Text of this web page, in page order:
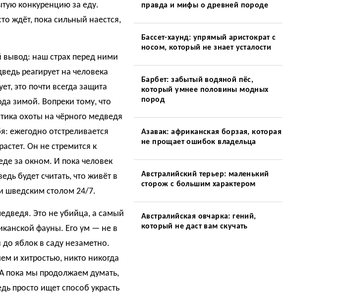
конкуренцию за еду.
ждёт, пока сильный наестся,
наш страх перед ними
реагирует на человека
это почти всегда защита
зимой. Вопреки тому, что
охоты на чёрного медведя
ежегодно отстреливается
Он не стремится к
за окном. И пока человек
будет считать, что живёт в
шведским столом 24/7.
Это не убийца, а самый
фауны. Его ум — не в
до яблок в саду незаметно.
и хитростью, никто никогда
пока мы продолжаем думать,
просто ищет способ украсть
правда и мифы о древней породе
Бассет-хаунд: упрямый аристократ с
носом, который не знает усталости
Барбет: забытый водяной пёс,
который умнее половины модных
пород
Азавак: африканская борзая, которая
не прощает ошибок владельца
Австралийский терьер: маленький
сторож с большим характером
Австралийская овчарка: гений,
который не даст вам скучать